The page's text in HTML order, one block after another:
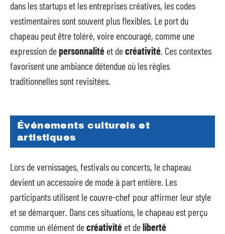
dans les startups et les entreprises créatives, les codes
vestimentaires sont souvent plus flexibles. Le port du
chapeau peut être toléré, voire encouragé, comme une
expression depersonnalité et decréativité . Ces contextes
favorisent une ambiance détendue où les règles
traditionnelles sont revisitées.
Événements culturels et
artistiques
Lors de vernissages, festivals ou concerts, le chapeau
devient un accessoire de mode à part entière. Les
participants utilisent le couvre-chef pour affirmer leur style
et se démarquer. Dans ces situations, le chapeau est perçu
comme un élément decréativité et deliberté